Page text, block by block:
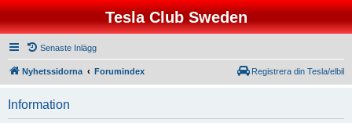
Tesla Club Sweden
Senaste Inlägg
Nyhetssidorna Forumindex Registrera din Tesla/elbil
Information